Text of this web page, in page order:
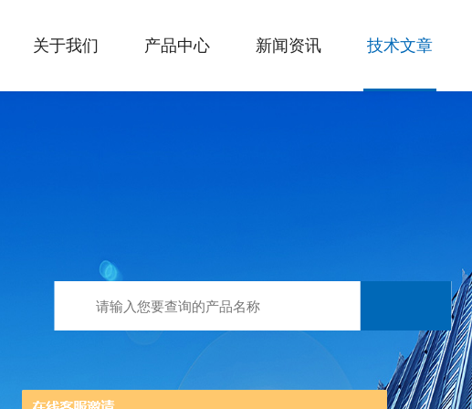
关于我们 产品中心 新闻资讯 技术文章